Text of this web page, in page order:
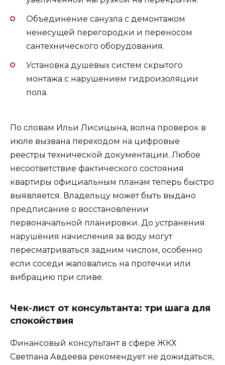
Объединение санузла с демонтажом
ненесущей перегородки и переносом
сантехнического оборудования.
Установка душевых систем скрытого
монтажа с нарушением гидроизоляции
пола.
По словам Ильи Лисицына, волна проверок в
июле вызвана переходом на цифровые
реестры технической документации. Любое
несоответствие фактического состояния
квартиры официальным планам теперь быстро
выявляется. Владельцу может быть выдано
предписание о восстановлении
первоначальной планировки. До устранения
нарушения начисления за воду могут
пересматриваться задним числом, особенно
если соседи жаловались на протечки или
вибрацию при сливе.
Чек-лист от консультанта: три шага для
спокойствия
Финансовый консультант в сфере ЖКХ
Светлана Авдеева рекомендует не дожидаться,